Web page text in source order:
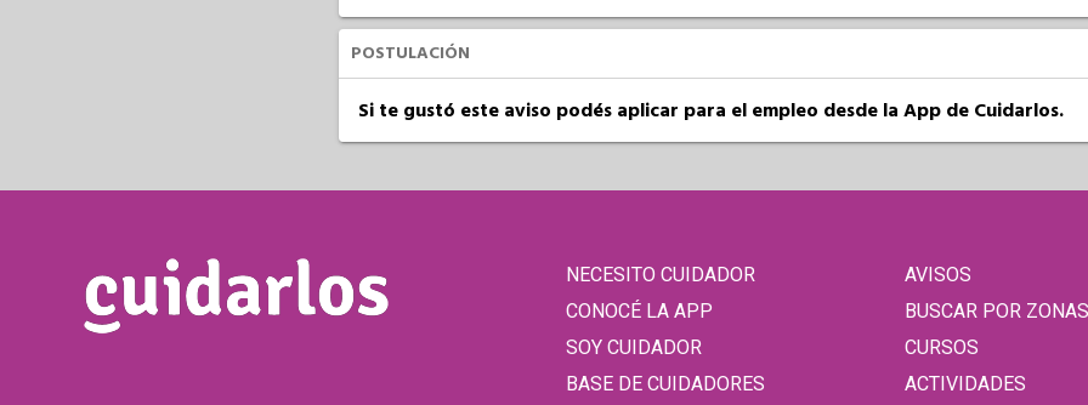
POSTULACIÓN
Si te gustó este aviso podés aplicar para el empleo desde la App de Cuidarlos.
NECESITO CUIDADOR
CONOCÉ LA APP
SOY CUIDADOR
BASE DE CUIDADORES
AVISOS
BUSCAR POR ZONAS
CURSOS
ACTIVIDADES